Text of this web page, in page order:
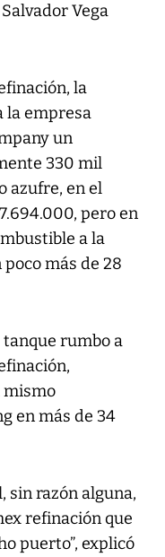
Vega
la
la empresa
un
330 mil
azufre, en el
pero en
a la
más de 28
tanque rumbo a
mismo
en más de 34
sin razón alguna,
refinación que
puerto”, explicó